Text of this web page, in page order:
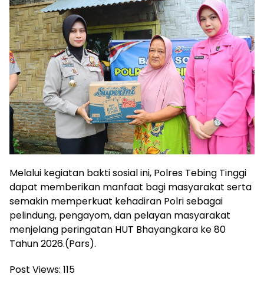
Melalui kegiatan bakti sosial ini, Polres Tebing Tinggi
dapat memberikan manfaat bagi masyarakat serta
semakin memperkuat kehadiran Polri sebagai
pelindung, pengayom, dan pelayan masyarakat
menjelang peringatan HUT Bhayangkara ke 80
Tahun 2026.(Pars).
Post Views: 115